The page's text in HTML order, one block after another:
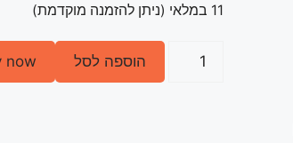
11 במלאי (ניתן להזמנה מוקדמת)
הוספה לסל now